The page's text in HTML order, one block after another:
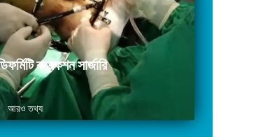
করেকশন সার্জারি
সার্জারি ফ্র্যাচার রিপেয়ার সার্জারি লিম্ব
সার্জারি
আরও তথ্য